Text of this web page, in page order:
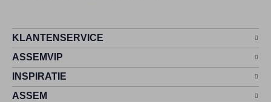
KLANTENSERVICE
ASSEMVIP
INSPIRATIE
ASSEM